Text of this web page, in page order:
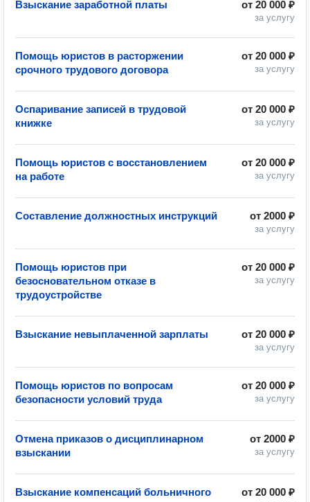
от 20 000 ₽
за услугу
Взыскание заработной платы
от 20 000 ₽
за услугу
Помощь юристов в расторжении
срочного трудового договора
от 20 000 ₽
за услугу
Оспаривание записей в трудовой
книжке
от 20 000 ₽
за услугу
Помощь юристов с восстановлением
на работе
от 2000 ₽
за услугу
Составление должностных инструкций
от 20 000 ₽
за услугу
Помощь юристов при
безосновательном отказе в
трудоустройстве
от 20 000 ₽
за услугу
Взыскание невыплаченной зарплаты
от 20 000 ₽
за услугу
Помощь юристов по вопросам
безопасности условий труда
от 2000 ₽
за услугу
Отмена приказов о дисциплинарном
взыскании
от 20 000 ₽
Взыскание компенсаций больничного